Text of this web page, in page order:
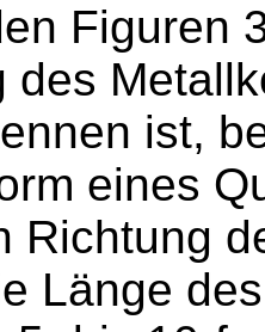
Figuren
des
ist,
eines
Richtung
Länge